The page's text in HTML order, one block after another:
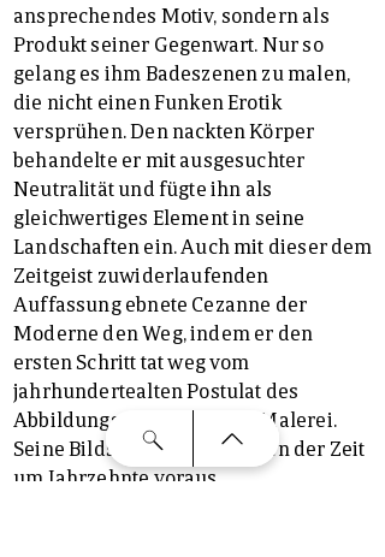
ansprechendes Motiv, sondern als
Produkt seiner Gegenwart. Nur so
gelang es ihm Badeszenen zu malen,
die nicht einen Funken Erotik
versprühen. Den nackten Körper
behandelte er mit ausgesuchter
Neutralität und fügte ihn als
gleichwertiges Element in seine
Landschaften ein. Auch mit dieser dem
Zeitgeist zuwiderlaufenden
Auffassung ebnete Cezanne der
Moderne den Weg, indem er den
ersten Schritt tat weg vom
jahrhundertealten Postulat des
Abbildungscharakters der Malerei.
Seine Bildschöpfungen waren der Zeit
um Jahrzehnte voraus.